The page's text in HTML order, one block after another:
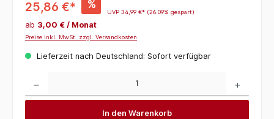
25,86 €* %
UVP 34,99 €* (26.09% gespart)
ab 3,00 € / Monat
Preise inkl. MwSt. zzgl. Versandkosten
Lieferzeit nach Deutschland: Sofort verfügbar
In den Warenkorb